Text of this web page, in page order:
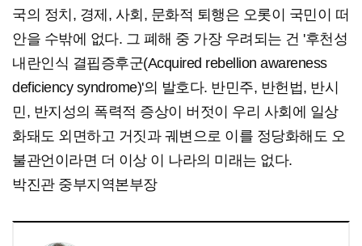
국의 정치, 경제, 사회, 문화적 퇴행은 오롯이 국민이 떠
안을 수밖에 없다. 그 폐해 중 가장 우려되는 건 '후천성
내란인식 결핍증후군(Acquired rebellion awareness
deficiency syndrome)'의 발호다. 반민주, 반헌법, 반시
민, 반지성의 폭력적 증상이 버젓이 우리 사회에 일상
화돼도 외면하고 거짓과 궤변으로 이를 정당화해도 오
불관언이라면 더 이상 이 나라의 미래는 없다.
박진관 중부지역본부장